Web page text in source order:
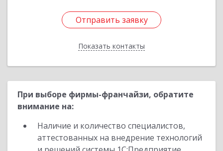
Отправить заявку
Показать контакты
Отправить заявку
Назад
При выборе фирмы-франчайзи, обратите
внимание на:
Наличие и количество специалистов,
аттестованных на внедрение технологий